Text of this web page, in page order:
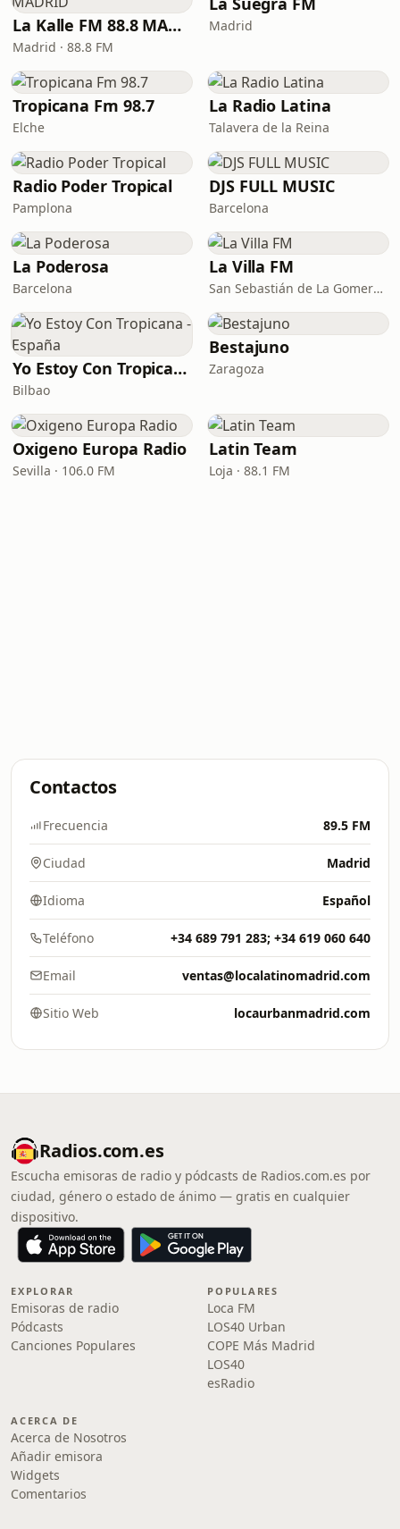
La Kalle FM 88.8 MADRID
Madrid · 88.8 FM
Madrid
Tropicana Fm 98.7
Elche
La Radio Latina
Talavera de la Reina
Radio Poder Tropical
Pamplona
DJS FULL MUSIC
Barcelona
La Poderosa
Barcelona
La Villa FM
San Sebastián de La Gomera · 91.7 FM
Yo Estoy Con Tropicana - España
Bilbao
Bestajuno
Zaragoza
Oxigeno Europa Radio
Sevilla · 106.0 FM
Latin Team
Loja · 88.1 FM
Contactos
Frecuencia 89.5 FM
Ciudad Madrid
Idioma Español
Teléfono +34 689 791 283; +34 619 060 640
Email ventas@localatinomadrid.com
Sitio Web locaurbanmadrid.com
Radios.com.es
Escucha emisoras de radio y pódcasts de Radios.com.es por
ciudad, género o estado de ánimo — gratis en cualquier
dispositivo.
EXPLORAR
Emisoras de radio
Pódcasts
Canciones Populares
POPULARES
Loca FM
LOS40 Urban
COPE Más Madrid
LOS40
esRadio
ACERCA DE
Acerca de Nosotros
Añadir emisora
Widgets
Comentarios